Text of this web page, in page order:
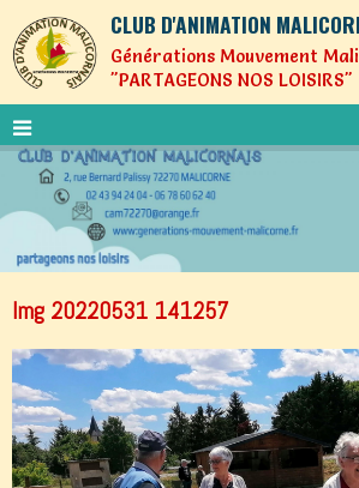
CLUB D'ANIMATION
Générations Mouvement
"PARTAGEONS NOS LOISIRS"
Img 20220531 141257